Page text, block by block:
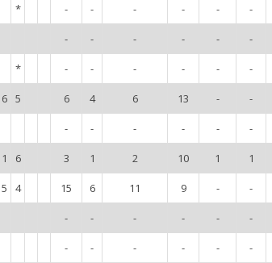
* - - - - - -
- - - - - -
* - - - - - -
6 5 6 4 6 13 - -
- - - - - -
1 6 3 1 2 10 1 1
5 4 15 6 11 9 - -
- - - - - -
- - - - - -